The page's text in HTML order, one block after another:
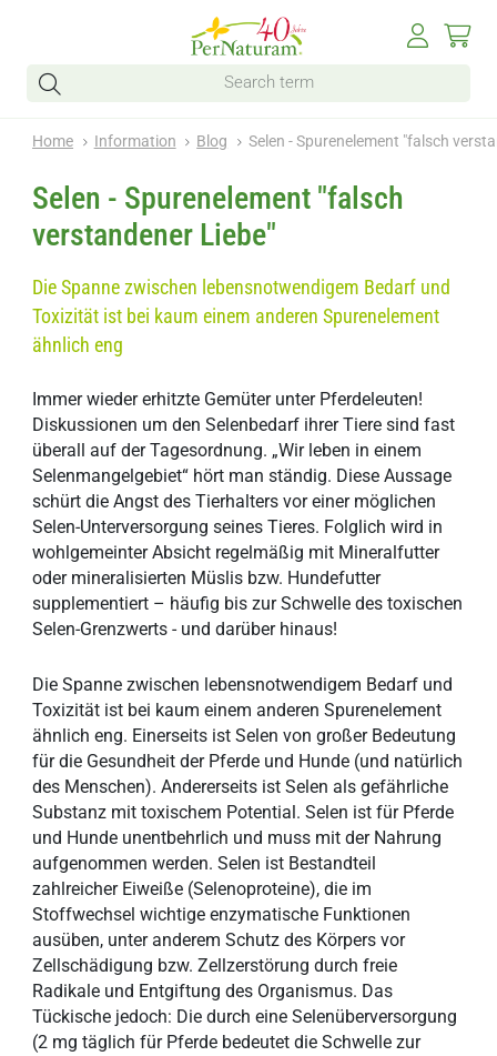
Home Information Blog Selen - Spurenelement "falsch
Selen - Spurenelement "falsch
verstandener Liebe"
Die Spanne zwischen lebensnotwendigem Bedarf und
Toxizität ist bei kaum einem anderen Spurenelement
ähnlich eng
Immer wieder erhitzte Gemüter unter Pferdeleuten!
Diskussionen um den Selenbedarf ihrer Tiere sind fast
überall auf der Tagesordnung. „Wir leben in einem
Selenmangelgebiet“ hört man ständig. Diese Aussage
schürt die Angst des Tierhalters vor einer möglichen
Selen-Unterversorgung seines Tieres. Folglich wird in
wohlgemeinter Absicht regelmäßig mit Mineralfutter
oder mineralisierten Müslis bzw. Hundefutter
supplementiert – häufig bis zur Schwelle des toxischen
Selen-Grenzwerts - und darüber hinaus!
Die Spanne zwischen lebensnotwendigem Bedarf und
Toxizität ist bei kaum einem anderen Spurenelement
ähnlich eng. Einerseits ist Selen von großer Bedeutung
für die Gesundheit der Pferde und Hunde (und natürlich
des Menschen). Andererseits ist Selen als gefährliche
Substanz mit toxischem Potential. Selen ist für Pferde
und Hunde unentbehrlich und muss mit der Nahrung
aufgenommen werden. Selen ist Bestandteil
zahlreicher Eiweiße (Selenoproteine), die im
Stoffwechsel wichtige enzymatische Funktionen
ausüben, unter anderem Schutz des Körpers vor
Zellschädigung bzw. Zellzerstörung durch freie
Radikale und Entgiftung des Organismus. Das
Tückische jedoch: Die durch eine Selenüberversorgung
(2 mg täglich für Pferde bedeutet die Schwelle zur